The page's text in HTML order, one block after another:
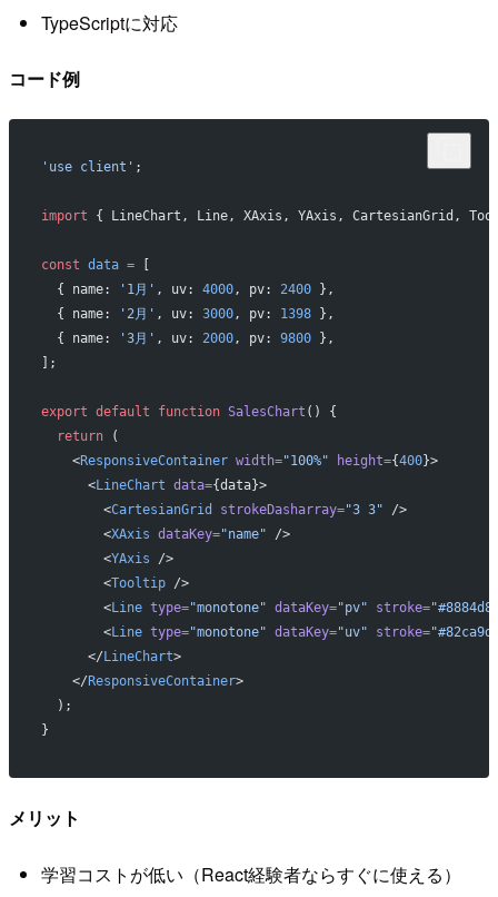
TypeScriptに対応
コード例
'use client' ;
import { LineChart, Line, XAxis, YAxis, CartesianGrid,
const data = [
  { name:
'1月' , uv: 4000, pv: 2400 },
  { name:
'2月' , uv: 3000, pv: 1398 },
  { name:
'3月' , uv: 2000, pv: 9800 },
];
export default function SalesChart () {
  return
(
    <
ResponsiveContainer width="100%" height={400}>
      <
LineChart data={data}>
        <
CartesianGrid strokeDasharray="3 3" />
        <
XAxis dataKey="name" />
        <
YAxis />
        <
Tooltip />
        <
Line type="monotone" dataKey="pv" stroke=
        <
Line type="monotone" dataKey="uv" stroke=
      </
LineChart>
    </
ResponsiveContainer>
  );
}
メリット
学習コストが低い（React経験者ならすぐに使える）